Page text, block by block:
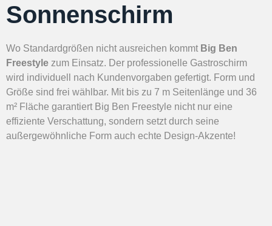
Sonnenschirm
Wo Standardgrößen nicht ausreichen kommt Big Ben
Freestyle zum Einsatz. Der professionelle Gastroschirm
wird individuell nach Kundenvorgaben gefertigt. Form und
Größe sind frei wählbar. Mit bis zu 7 m Seitenlänge und 36
m² Fläche garantiert Big Ben Freestyle nicht nur eine
effiziente Verschattung, sondern setzt durch seine
außergewöhnliche Form auch echte Design-Akzente!